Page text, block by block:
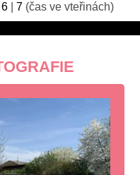
6 7 (čas ve vteřinách)